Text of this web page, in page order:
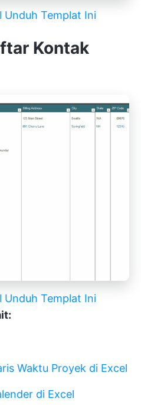
Unduh Templat Ini
Kontak
Unduh Templat Ini
Waktu Proyek di Excel
di Excel